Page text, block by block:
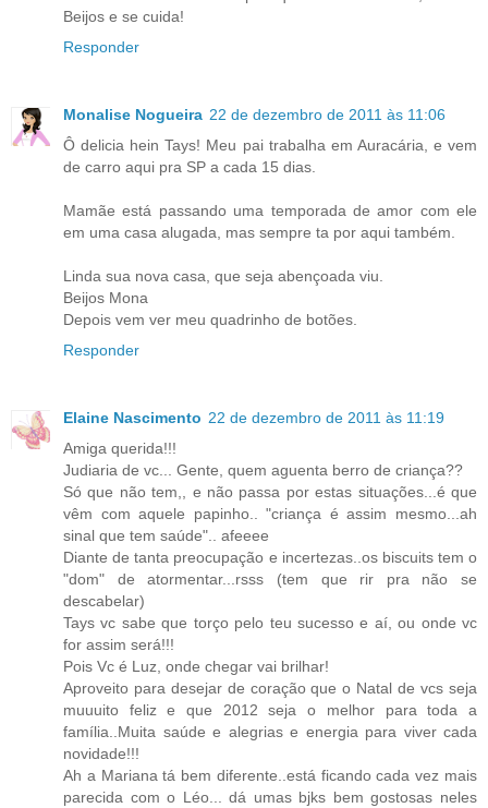
Beijos e se cuida!
Responder
Monalise Nogueira 22 de dezembro de 2011 às 11:06
Ô delicia hein Tays! Meu pai trabalha em Auracária, e vem
de carro aqui pra SP a cada 15 dias.
Mamãe está passando uma temporada de amor com ele
em uma casa alugada, mas sempre ta por aqui também.
Linda sua nova casa, que seja abençoada viu.
Beijos Mona
Depois vem ver meu quadrinho de botões.
Responder
Elaine Nascimento 22 de dezembro de 2011 às 11:19
Amiga querida!!!
Judiaria de vc... Gente, quem aguenta berro de criança??
Só que não tem,, e não passa por estas situações...é que
vêm com aquele papinho.. "criança é assim mesmo...ah
sinal que tem saúde".. afeeee
Diante de tanta preocupação e incertezas..os biscuits tem o
"dom" de atormentar...rsss (tem que rir pra não se
descabelar)
Tays vc sabe que torço pelo teu sucesso e aí, ou onde vc
for assim será!!!
Pois Vc é Luz, onde chegar vai brilhar!
Aproveito para desejar de coração que o Natal de vcs seja
muuuito feliz e que 2012 seja o melhor para toda a
família..Muita saúde e alegrias e energia para viver cada
novidade!!!
Ah a Mariana tá bem diferente..está ficando cada vez mais
parecida com o Léo... dá umas bjks bem gostosas neles